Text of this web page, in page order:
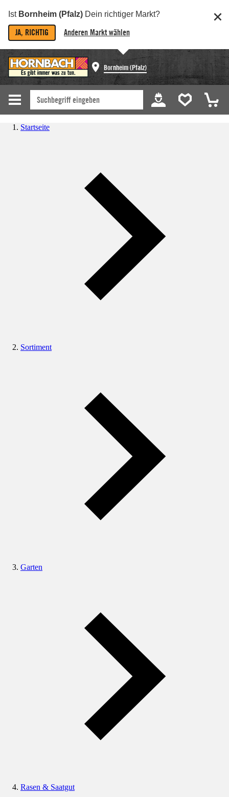
Ist Bornheim (Pfalz) Dein richtiger Markt?
JA, RICHTIG Anderen Markt wählen
Bornheim (Pfalz)
Startseite
Sortiment
Garten
Rasen & Saatgut